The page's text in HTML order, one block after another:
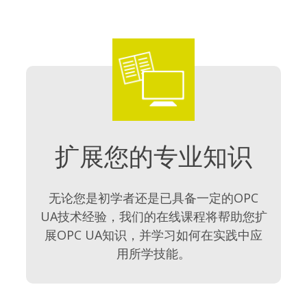
扩展您的专业知识
无论您是初学者还是已具备一定的OPC
UA技术经验，我们的在线课程将帮助您扩
展OPC UA知识，并学习如何在实践中应
用所学技能。